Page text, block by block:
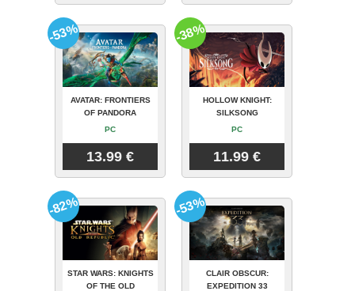
AVATAR: FRONTIERS
OF PANDORA
PC
13.99 €
-53%
HOLLOW KNIGHT:
SILKSONG
PC
11.99 €
-38%
STAR WARS: KNIGHTS
OF THE OLD
-82%
CLAIR OBSCUR:
EXPEDITION 33
-53%